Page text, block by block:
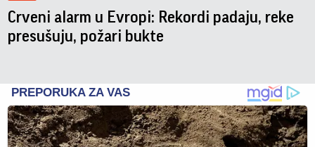
Crveni alarm u Evropi: Rekordi padaju, reke
presušuju, požari bukte